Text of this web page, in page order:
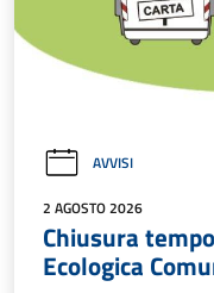
AVVISI
2 AGOSTO 2026
Chiusura
Ecologica